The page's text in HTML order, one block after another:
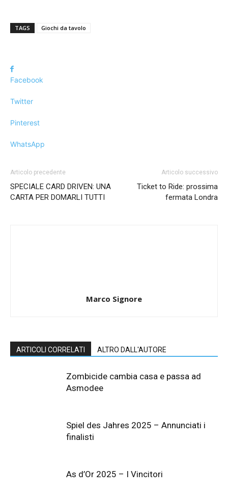
TAGS Giochi da tavolo
Facebook
Twitter
Pinterest
WhatsApp
Articolo precedente
SPECIALE CARD DRIVEN: UNA
CARTA PER DOMARLI TUTTI
Articolo successivo
Ticket to Ride: prossima
fermata Londra
Marco Signore
ARTICOLI CORRELATI ALTRO DALL'AUTORE
Zombicide cambia casa e passa ad
Asmodee
Spiel des Jahres 2025 – Annunciati i
finalisti
As d’Or 2025 – I Vincitori